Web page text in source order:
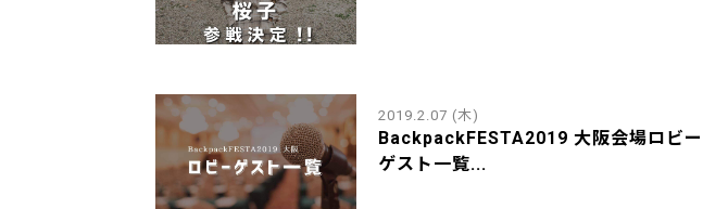
2019.2.07 (木)
BackpackFESTA2019 大阪会場ロビー
ゲスト一覧...